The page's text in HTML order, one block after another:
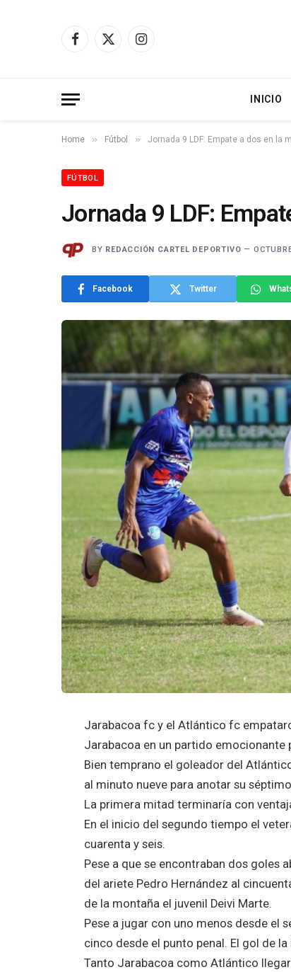
Facebook
X
Instagram
INICIO
Home » Fútbol » Jornada 9 LDF: Empate a dos en la
FÚTBOL
Jornada 9 LDF:
BY REDACCIÓN CARTEL DEPORTIVO
Facebook Twitter
Jarabacoa fc y el Atlántico fc
Jarabacoa en un partido emocionante
Bien temprano el goleador del
al minuto nueve para anotar su
La primera mitad terminaría con
En el inicio del segundo tiempo el
cuarenta y seis.
Pese a que se encontraban dos goles
del ariete Pedro Hernández al
de la montaña el juvenil Deivi Marte.
Pese a jugar con uno menos desde el
cinco desde el punto penal. El gol de
Tanto Jarabacoa como Atlántico